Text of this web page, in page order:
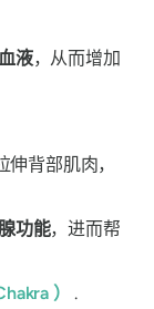
液，从而增加
伸背部肌肉，
功能，进而帮
）
.